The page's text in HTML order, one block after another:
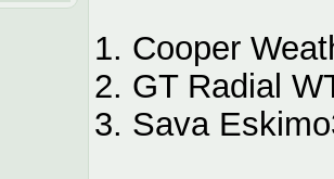
1. Cooper
2. GT Radial
3. Sava